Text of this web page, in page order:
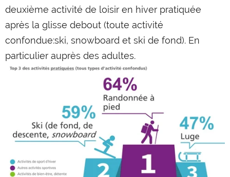
deuxième activité de loisir en hiver pratiquée
après la glisse debout (toute activité
confondue:ski, snowboard et ski de fond). En
particulier auprès des adultes.